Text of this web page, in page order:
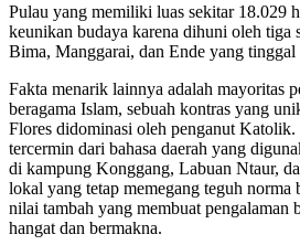
Pulau yang memiliki luas sekitar 18.029
keunikan budaya karena dihuni oleh tiga
Bima, Manggarai, dan Ende yang
Fakta menarik lainnya adalah mayoritas
beragama Islam, sebuah kontras yang
Flores didominasi oleh penganut
tercermin dari bahasa daerah yang
di kampung Konggang, Labuan Ntaur,
lokal yang tetap memegang teguh norma
nilai tambah yang membuat pengalaman
hangat dan bermakna.